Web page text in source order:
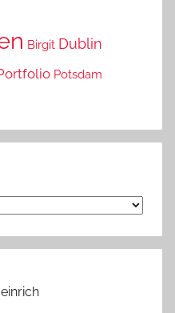
Birgit Dublin
Potsdam